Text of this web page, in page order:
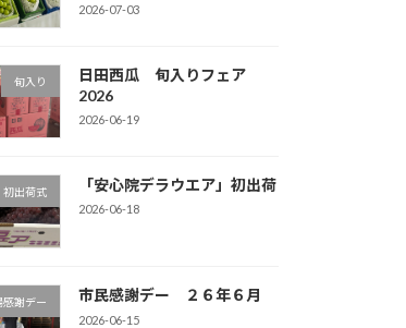
2026-07-03
旬入り
日田西瓜 旬入りフェア
2026
2026-06-19
初出荷式 「安心院デラウエア」初出荷
2026-06-18
感謝デー 市民感謝デー ２６年６月
2026-06-15